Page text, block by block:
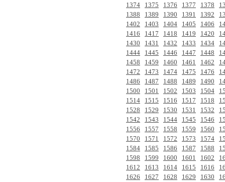
1374
1375 1376 1377 1378
1388
1389 1390 1391 1392
1402
1403 1404 1405 1406
1416
1417 1418 1419 1420
1430
1431 1432 1433 1434
1444
1445 1446 1447 1448
1458
1459 1460 1461 1462
1472
1473 1474 1475 1476
1486
1487 1488 1489 1490
1500
1501 1502 1503 1504
1514
1515 1516 1517 1518
1528
1529 1530 1531 1532
1542
1543 1544 1545 1546
1556
1557 1558 1559 1560
1570
1571 1572 1573 1574
1584
1585 1586 1587 1588
1598
1599 1600 1601 1602
1612
1613 1614 1615 1616
1626
1627 1628 1629 1630